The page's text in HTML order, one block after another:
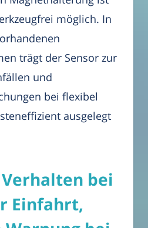
möglich. In
trägt der Sensor zur
und
bei flexibel
ausgelegt
Verhalten bei
Einfahrt,